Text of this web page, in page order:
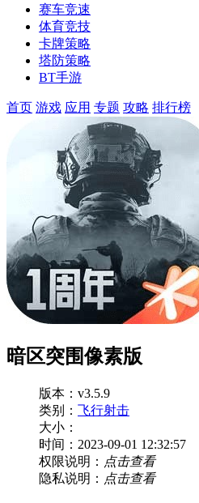
赛车竞速
体育竞技
卡牌策略
塔防策略
BT手游
首页 游戏 应用 专题 攻略 排行榜
暗区突围像素版
版本：v3.5.9
类别： 飞行射击
大小：
时间：2023-09-01 12:32:57
权限说明： 点击查看
隐私说明： 点击查看